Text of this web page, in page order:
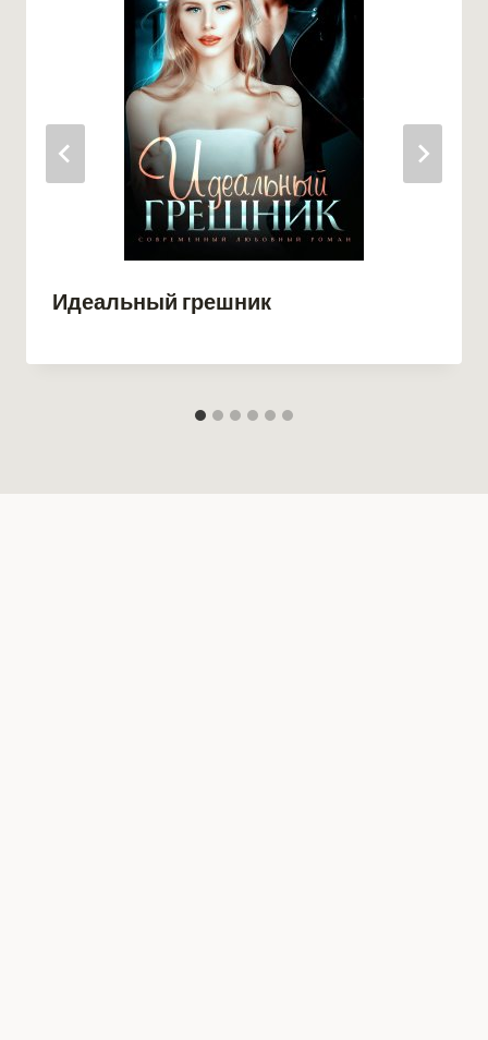
Идеальный грешник